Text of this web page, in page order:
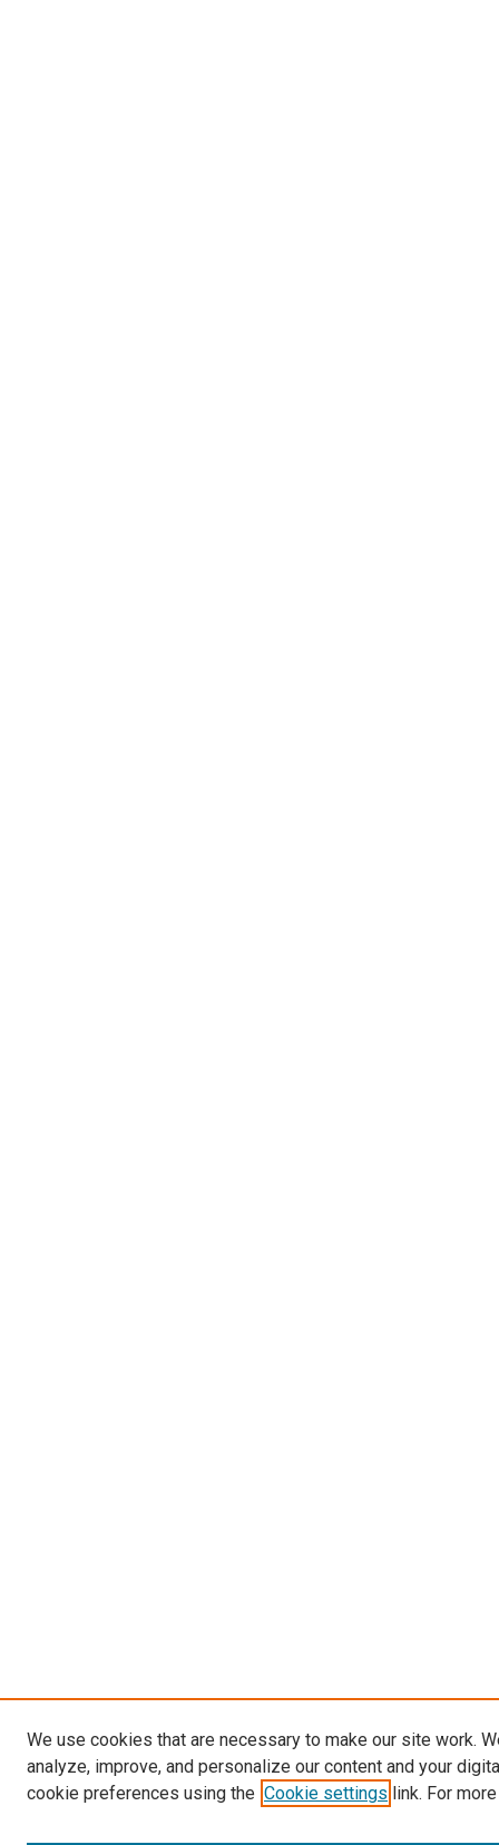
We use cookies that are necessary to make our site work.
analyze, improve, and personalize our content and your
cookie preferences using the Cookie settings link. For